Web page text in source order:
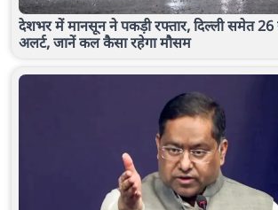
देशभर में मानसून ने पकड़ी रफ्तार, दिल्ली समेत 26
अलर्ट, जानें कल कैसा रहेगा मौसम